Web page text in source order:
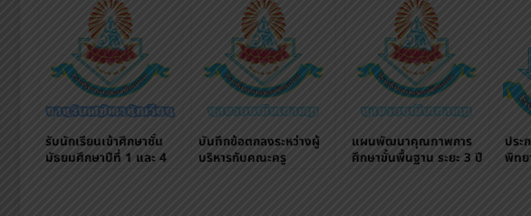
รับนักเรียนเข้าศึกษาชั้น
มัธยมศึกษาปีที่ 1 และ 4
บันทึกข้อตกลงระหว่างผู้
บริหารกับคณะครู
แผนพัฒนาคุณภาพการ
ศึกษาขั้นพื้นฐาน ระยะ 3 ปี
ประ
พิท